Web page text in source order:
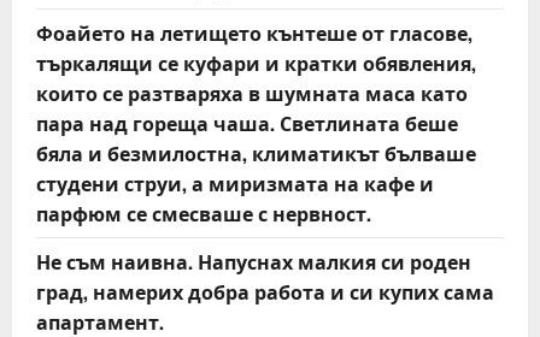
Фоайето на летището кънтеше от гласове,
търкалящи се куфари и кратки обявления,
които се разтваряха в шумната маса като
пара над гореща чаша. Светлината беше
бяла и безмилостна, климатикът бълваше
студени струи, а миризмата на кафе и
парфюм се смесваше с нервност.
Не съм наивна. Напуснах малкия си роден
град, намерих добра работа и си купих сама
апартамент.